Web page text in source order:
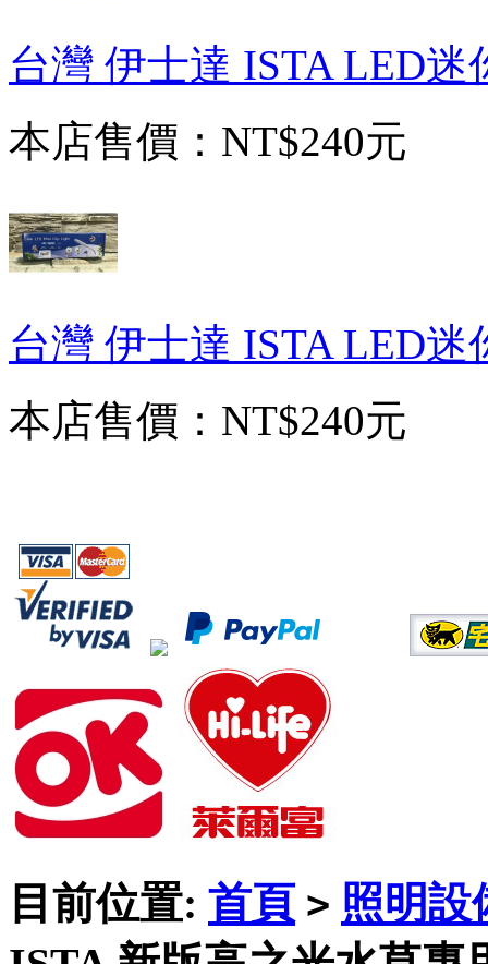
台灣 伊士達 ISTA LED迷
本店售價： NT$240元
台灣 伊士達 ISTA LED迷
本店售價： NT$240元
目前位置: 首頁 > 照明設